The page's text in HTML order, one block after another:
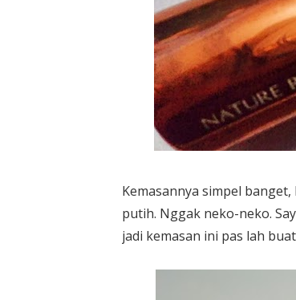
Kemasannya simpel
putih. Nggak neko-neko.
jadi kemasan ini pas lah